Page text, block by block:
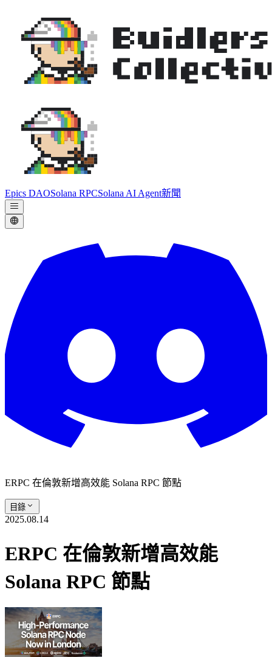
Epics DAOSolana RPCSolana AI Agent新聞
ERPC 在倫敦新增高效能 Solana RPC 節點
目錄
2025.08.14
ERPC 在倫敦新增高效能
Solana RPC 節點